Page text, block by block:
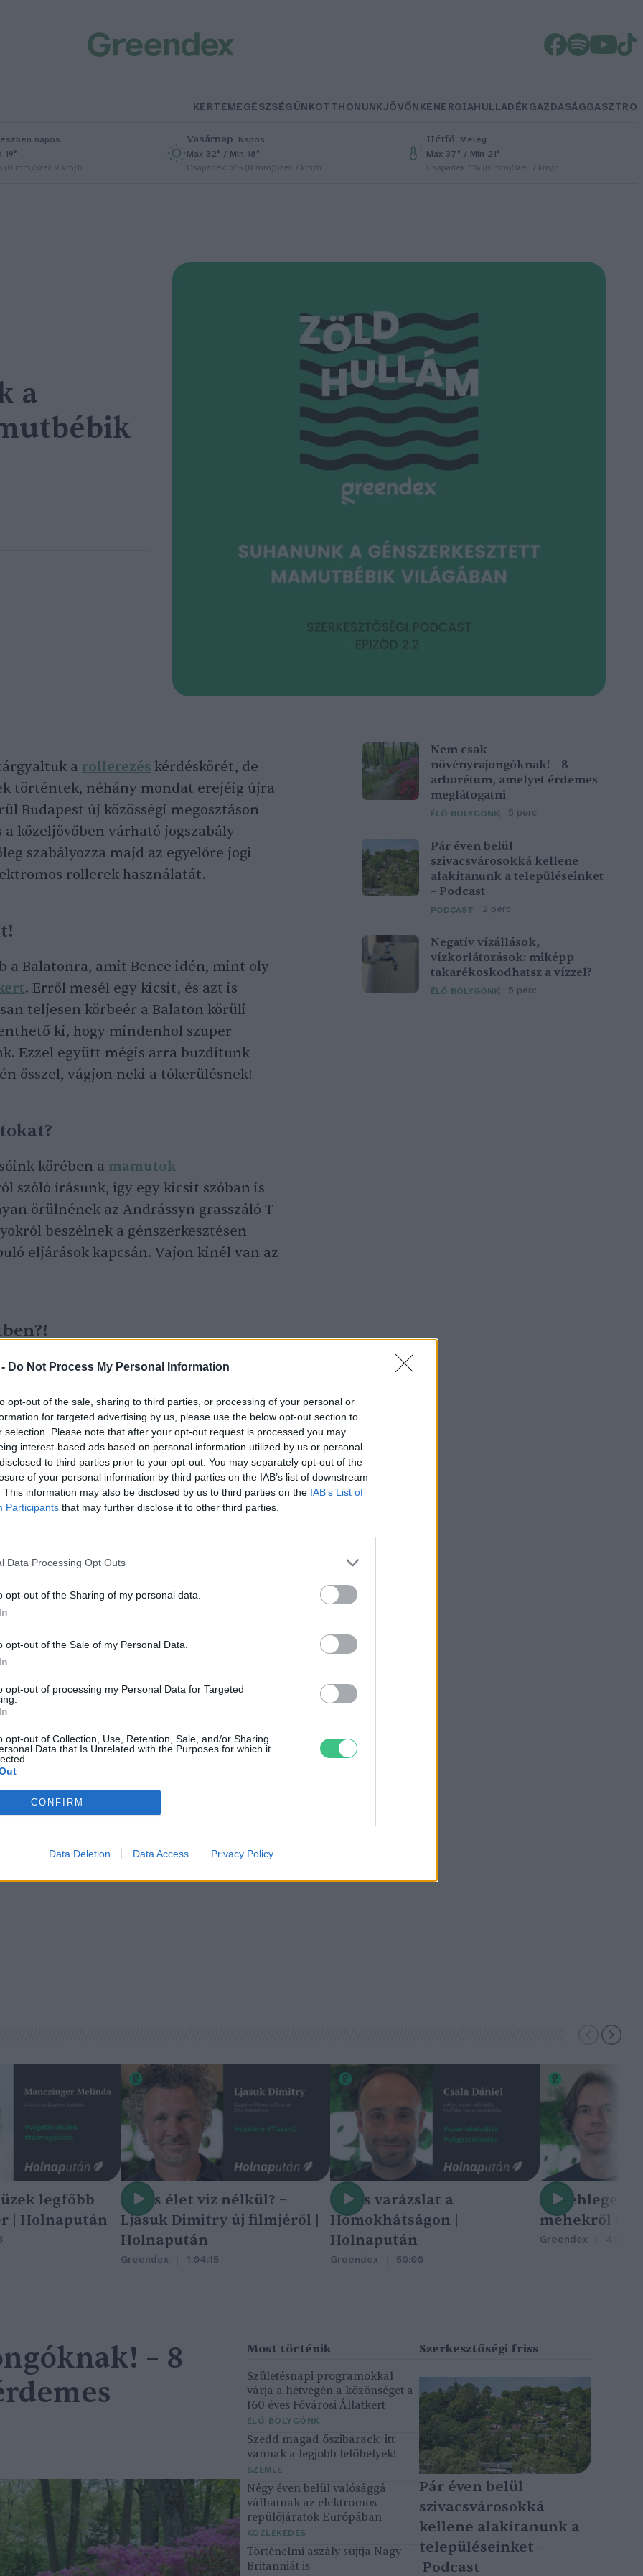
Do Not Process My Personal Information
opt-out of the sale, sharing to third parties, or processing of your personal or
for targeted advertising by us, please use the below opt-out section to
selection. Please note that after your opt-out request is processed you may
interest-based ads based on personal information utilized by us or personal
to third parties prior to your opt-out. You may separately opt-out of the
of your personal information by third parties on the IAB’s list of downstream
This information may also be disclosed by us to third parties on the IAB’s List of
Participants that may further disclose it to other third parties.
Data Processing Opt Outs
opt-out of the Sharing of my personal data.
opt-out of the Sale of my Personal Data.
opt-out of processing my Personal Data for Targeted
opt-out of Collection, Use, Retention, Sale, and/or Sharing
Data that Is Unrelated with the Purposes for which it
CONFIRM
Data Deletion Data Access Privacy Policy
KERTEMEGÉSZSÉGÜNKOTTHONUNKJÖVŐNKENERGIAHULLADÉKGAZDASÁGGASZTRO
napos
19°
(0 mm)Szél: 9 km/h
Vasárnap–Napos
Max 32° / Min 18°
Csapadék: 0% (0 mm)Szél: 7 km/h
Hétfő–Meleg
Max 37° / Min 21°
Csapadék: 1% (0 mm)Szél: 7 km/h
a
a rollerezés kérdéskörét, de
történtek, néhány mondat erejéig újra
Budapest új közösségi megosztáson
közeljövőben várható jogszabály-
szabályozza majd az egyelőre jogi
rollerek használatát.
a Balatonra, amit Bence idén, mint oly
. Erről mesél egy kicsit, és azt is
teljesen körbeér a Balaton körüli
ki, hogy mindenhol szuper
Ezzel együtt mégis arra buzdítunk
ősszel, vágjon neki a tókerülésnek!
körében a mamutok
szóló írásunk, így egy kicsit szóban is
örülnének az Andrássyn grasszáló T-
beszélnek a génszerkesztésen
eljárások kapcsán. Vajon kinél van az
sújt nyomó mamutokkal kell majd
itt vannak nekünk a saját,
mit érdemes tudni róluk és mi
(spoiler: ne fuss el)
Nem csak
növényrajongóknak! – 8
arborétum, amelyet érdemes
meglátogatni
ÉLŐ BOLYGÓNK 5 perc
Pár éven belül
szivacsvárosokká kellene
alakítanunk a településeinket
– Podcast
PODCAST 2 perc
Negatív vízállások,
vízkorlátozások: miképp
takarékoskodhatsz a vízzel?
ÉLŐ BOLYGÓNK 5 perc
legfőbb
| Holnapután
Nincs élet víz nélkül? –
Ljasuk Dimitry új filmjéről |
Holnapután
Greendex 1:04:15
Nincs varázslat a
Homokhátságon |
Holnapután
Greendex 50:00
A méhlegelő
méhekről
Greendex
– 8
Születésnapi programokkal
várja a hétvégén a közönséget a
160 éves Fővárosi Állatkert
ÉLŐ BOLYGÓNK
Szedd magad őszibarack: itt
vannak a legjobb lelőhelyek!
SZEMLE
Négy éven belül valósággá
válhatnak az elektromos
repülőjáratok Európában
KÖZLEKEDÉS
Történelmi aszály sújtja Nagy-
Britanniát is
Pár éven belül
szivacsvárosokká
kellene alakítanunk a
településeinket –
Podcast